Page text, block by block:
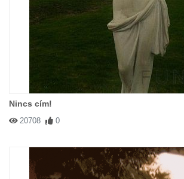
Nincs cím!
20708 0